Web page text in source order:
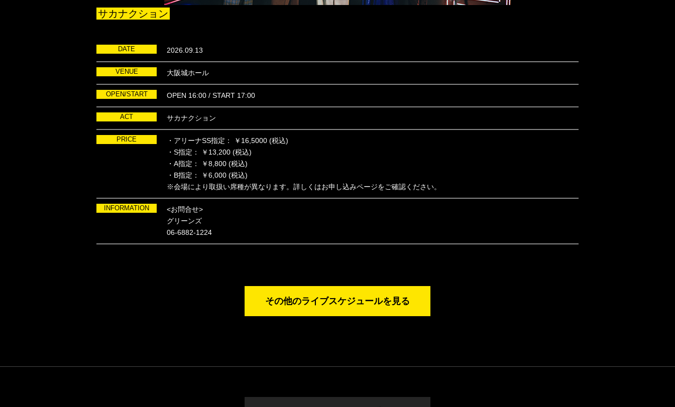
サカナクション
DATE 2026.09.13
VENUE 大阪城ホール
OPEN/START OPEN 16:00 / START 17:00
ACT サカナクション
PRICE
・アリーナSS指定： ￥16,5000 (税込)
・S指定： ￥13,200 (税込)
・A指定： ￥8,800 (税込)
・B指定： ￥6,000 (税込)
※会場により取扱い席種が異なります。詳しくはお申し込みページをご確認ください。
INFORMATION
<お問合せ>
グリーンズ
06-6882-1224
その他のライブスケジュールを見る